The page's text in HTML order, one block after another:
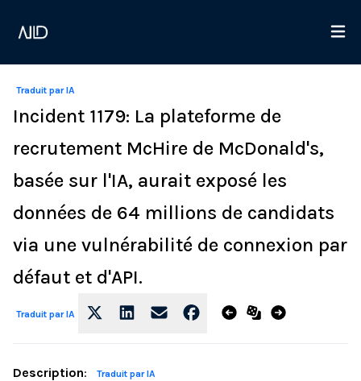
Traduit par IA
Incident 1179: La plateforme de
recrutement McHire de McDonald's,
basée sur l'IA, aurait exposé les
données de 64 millions de candidats
via une vulnérabilité de connexion par
défaut et d'API.
Traduit par IA
Description: Traduit par IA